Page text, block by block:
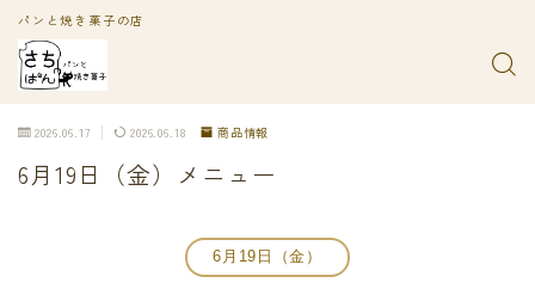
パンと焼き菓子の店
2026.06.17 2026.06.18 商品情報
6月19日（金）メニュー
6月19日（金）